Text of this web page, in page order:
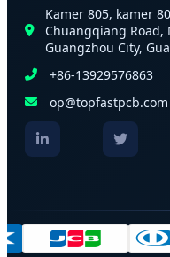
Kamer 805, kamer
Chuangqiang
Guangzhou City,
+86-13929576863
op@topfastpcb.com